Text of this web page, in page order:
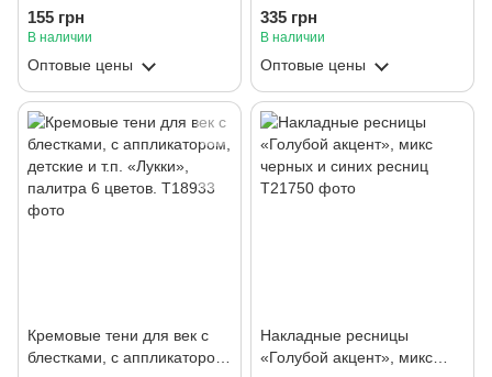
торговая марка "Lukky".
Цвет розовый с блестками.
155 грн
В наличии
Оптовые цены
детские и т.п. «Лукки», в
наборе 12 цветов.
335 грн
В наличии
Оптовые цены
Кремовые тени для век с
блестками, с аппликатором,
Накладные ресницы
«Голубой акцент», микс